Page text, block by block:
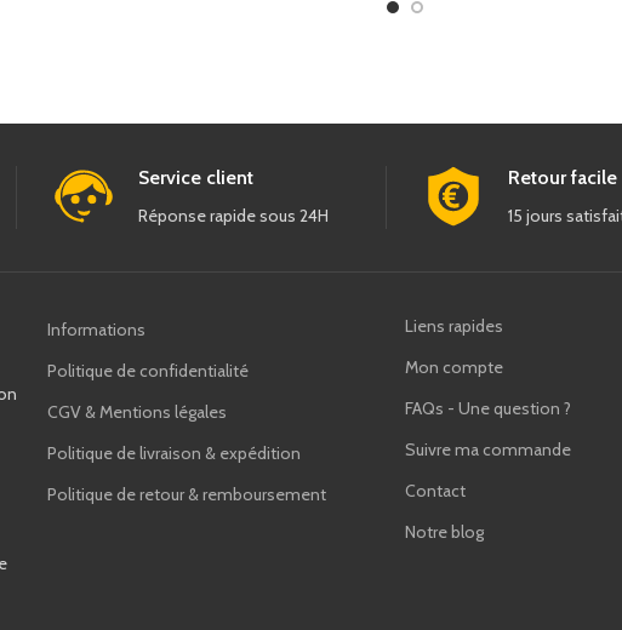
Service client
Réponse rapide sous 24H
Retour facile
15 jours
Informations
Politique de confidentialité
CGV & Mentions légales
Politique de livraison & expédition
Politique de retour & remboursement
Liens rapides
Mon compte
FAQs - Une question ?
Suivre ma commande
Contact
Notre blog